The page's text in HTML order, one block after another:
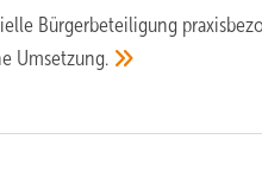
Bürgerbeteiligung
Umsetzung.